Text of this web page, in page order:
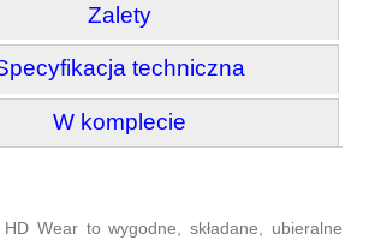
Zalety
techniczna
W komplecie
Wear to wygodne, składane, ubieralne